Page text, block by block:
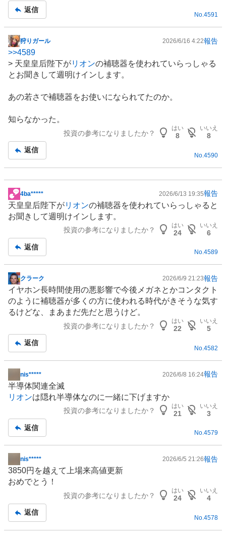
返信
No.4591
掲
示
板
記
狩りガール 2026/6/16 4:22報告
>>4589
> 天皇皇后陛下がリオンの補聴器を使われていらっしゃる
とお聞きして週明けインします。
あの若さで補聴器をお使いになられてたのか。
知らなかった。
投資の参考になりましたか？
はい
8
いいえ
8
返信
No. 4590
掲
示
板
4ba***** 2026/6/13 19:35報告
天皇皇后陛下がリオンの補聴器を使われていらっしゃると
お聞きして週明けインします。
投資の参考になりましたか？
はい
24
いいえ
6
返信
No.4589
掲
示
板
記
クラーク 2026/6/9 21:23報告
イヤホン長時間使用の悪影響で今後メガネとかコンタクト
のように補聴器が多くの方に使われる時代がきそうな気す
るけどな、まあまだ先だと思うけど。
投資の参考になりましたか？
はい
22
いいえ
5
返信
No. 4582
掲
示
板
nis***** 2026/6/8 16:24報告
半導体関連全滅
リオンは隠れ半導体なのに一緒に下げますか
投資の参考になりましたか？
はい
21
いいえ
3
返信
No.4579
掲
示
板
nis***** 2026/6/5 21:26報告
3850円を越えて上場来高値更新
おめでとう！
投資の参考になりましたか？
はい
24
いいえ
4
返信
No. 4578